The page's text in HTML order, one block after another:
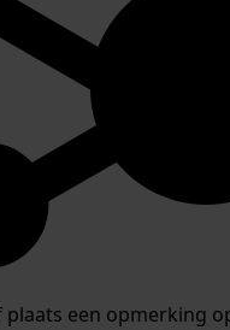
plaats een opmerking